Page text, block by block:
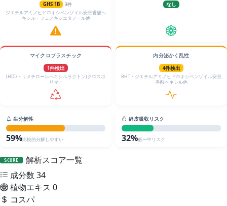
GHS 1B
3件
ジエチルアミノヒドロキシベンゾイル安息香酸ヘ
キシル・フェノキシエタノール他
なし
マイクロプラスチック
1件検出
(HDI/トリメチロールヘキシルラクトン)クロスポ
リマー
内分泌かく乱性
4件検出
BHT・ジエチルアミノヒドロキシベンゾイル安息
香酸ヘキシル他
生分解性
59%比較的分解しやすい
経皮吸収リスク
32%低〜中リスク
SCORE
解析スコア一覧
成分数 34
植物エキス 0
コスパ